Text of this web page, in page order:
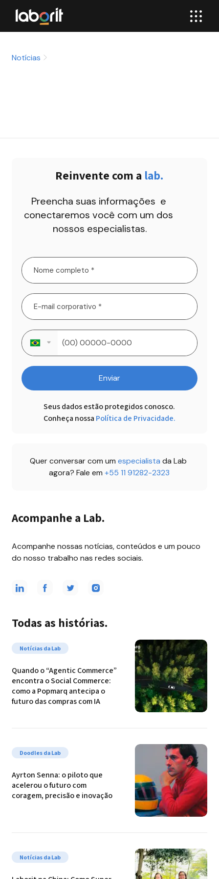
Notícias
Reinvente com a lab.
Preencha suas informações  e
conectaremos você com um dos
nossos especialistas.
Enviar
Seus dados estão protegidos conosco.
Conheça nossa Política de Privacidade.
Quer conversar com um especialista da Lab
agora? Fale em +55 11 91282-2323
Acompanhe a Lab.
Acompanhe nossas notícias, conteúdos e um pouco
do nosso trabalho nas redes sociais.
Todas as histórias.
Notícias da Lab
Quando o “Agentic Commerce”
encontra o Social Commerce:
como a Popmarq antecipa o
futuro das compras com IA
Doodles da Lab
Ayrton Senna: o piloto que
acelerou o futuro com
coragem, precisão e inovação
Notícias da Lab